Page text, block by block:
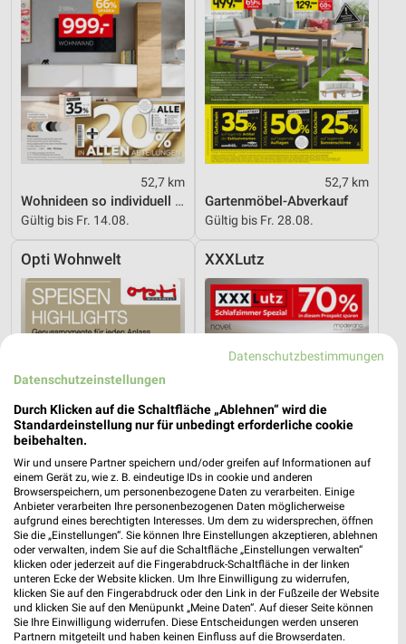
52,7 km
Wohnideen so individuell wie du!
Gültig bis Fr. 14.08.
52,7 km
Gartenmöbel-Abverkauf
Gültig bis Fr. 28.08.
Opti Wohnwelt
37,3 km
Speisen Highlight
Gültig bis Mi. 30.09.
XXXLutz
52,7 km
Schlafzimmer Spezial
Noch morgen gültig
XXXLutz Opti Wohnwelt
Datenschutzbestimmungen
Datenschutzeinstellungen
Durch Klicken auf die Schaltfläche „Ablehnen“ wird die
Standardeinstellung nur für unbedingt erforderliche cookie
beibehalten.
Wir und unsere Partner speichern und/oder greifen auf Informationen auf
einem Gerät zu, wie z. B. eindeutige IDs in cookie und anderen
Browserspeichern, um personenbezogene Daten zu verarbeiten. Einige
Anbieter verarbeiten Ihre personenbezogenen Daten möglicherweise
aufgrund eines berechtigten Interesses. Um dem zu widersprechen, öffnen
Sie die „Einstellungen“. Sie können Ihre Einstellungen akzeptieren, ablehnen
oder verwalten, indem Sie auf die Schaltfläche „Einstellungen verwalten“
klicken oder jederzeit auf die Fingerabdruck-Schaltfläche in der linken
unteren Ecke der Website klicken. Um Ihre Einwilligung zu widerrufen,
klicken Sie auf den Fingerabdruck oder den Link in der Fußzeile der Website
und klicken Sie auf den Menüpunkt „Meine Daten“. Auf dieser Seite können
Sie Ihre Einwilligung widerrufen. Diese Entscheidungen werden unseren
Partnern mitgeteilt und haben keinen Einfluss auf die Browserdaten.